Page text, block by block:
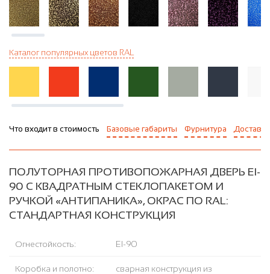
Каталог популярных цветов RAL
Что входит в стоимость Базовые габариты Фурнитура Доставка
ПОЛУТОРНАЯ ПРОТИВОПОЖАРНАЯ ДВЕРЬ EI-
90 С КВАДРАТНЫМ СТЕКЛОПАКЕТОМ И
РУЧКОЙ «АНТИПАНИКА», ОКРАС ПО RAL:
СТАНДАРТНАЯ КОНСТРУКЦИЯ
Огнестойкость: EI-90
Коробка и полотно:
сварная конструкция из